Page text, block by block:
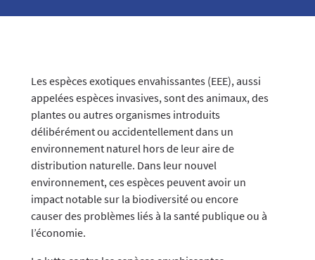
Les espèces exotiques envahissantes (EEE), aussi
appelées espèces invasives, sont des animaux, des
plantes ou autres organismes introduits
délibérément ou accidentellement dans un
environnement naturel hors de leur aire de
distribution naturelle. Dans leur nouvel
environnement, ces espèces peuvent avoir un
impact notable sur la biodiversité ou encore
causer des problèmes liés à la santé publique ou à
l’économie.